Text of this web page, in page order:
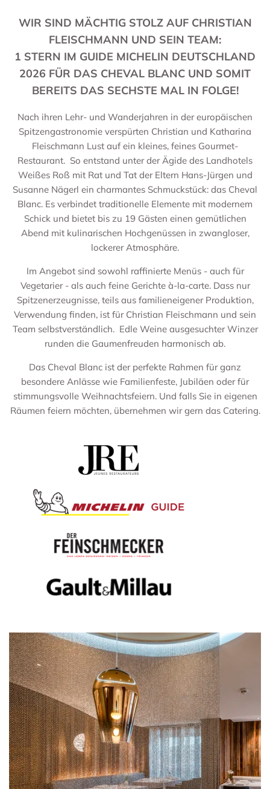
WIR SIND MÄCHTIG STOLZ AUF CHRISTIAN
FLEISCHMANN UND SEIN TEAM:
1 STERN IM GUIDE MICHELIN DEUTSCHLAND
2026 FÜR DAS CHEVAL BLANC UND SOMIT
BEREITS DAS SECHSTE MAL IN FOLGE!
Nach ihren Lehr- und Wanderjahren in der europäischen
Spitzengastronomie verspürten Christian und Katharina
Fleischmann Lust auf ein kleines, feines Gourmet-
Restaurant. So entstand unter der Ägide des Landhotels
Weißes Roß mit Rat und Tat der Eltern Hans-Jürgen und
Susanne Nägerl ein charmantes Schmuckstück: das Cheval
Blanc. Es verbindet traditionelle Elemente mit modernem
Schick und bietet bis zu 19 Gästen einen gemütlichen
Abend mit kulinarischen Hochgenüssen in zwangloser,
lockerer Atmosphäre.
Im Angebot sind sowohl raffinierte Menüs - auch für
Vegetarier - als auch feine Gerichte à-la-carte. Dass nur
Spitzenerzeugnisse, teils aus familieneigener Produktion,
Verwendung finden, ist für Christian Fleischmann und sein
Team selbstverständlich. Edle Weine ausgesuchter Winzer
runden die Gaumenfreuden harmonisch ab.
Das Cheval Blanc ist der perfekte Rahmen für ganz
besondere Anlässe wie Familienfeste, Jubiläen oder für
stimmungsvolle Weihnachtsfeiern. Und falls Sie in eigenen
Räumen feiern möchten, übernehmen wir gern das Catering.